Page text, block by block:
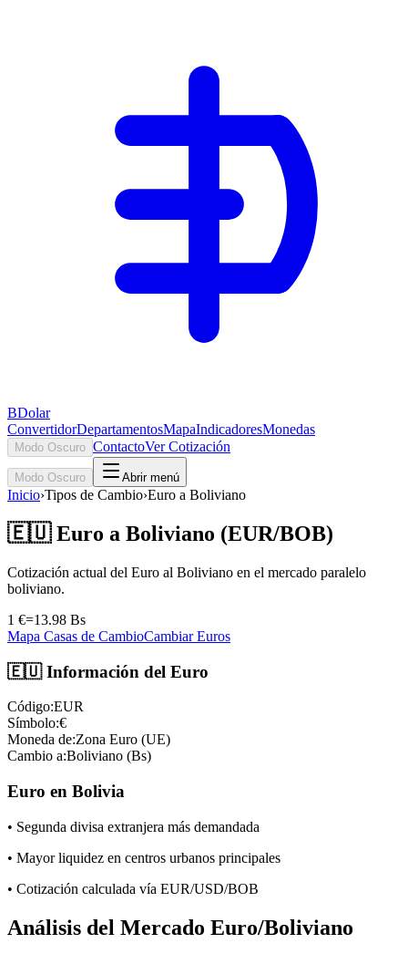
BDolar
ConvertidorDepartamentosMapaIndicadoresMonedas
Modo Oscuro ContactoVer Cotización
Modo Oscuro Abrir menú
Inicio›Tipos de Cambio›Euro a Boliviano
🇪🇺 Euro a Boliviano (EUR/BOB)
Cotización actual del Euro al Boliviano en el mercado paralelo
boliviano.
1 €=13.98 Bs
Mapa Casas de CambioCambiar Euros
🇪🇺 Información del Euro
Código:EUR
Símbolo:€
Moneda de:Zona Euro (UE)
Cambio a:Boliviano (Bs)
Euro en Bolivia
• Segunda divisa extranjera más demandada
• Mayor liquidez en centros urbanos principales
• Cotización calculada vía EUR/USD/BOB
Análisis del Mercado Euro/Boliviano